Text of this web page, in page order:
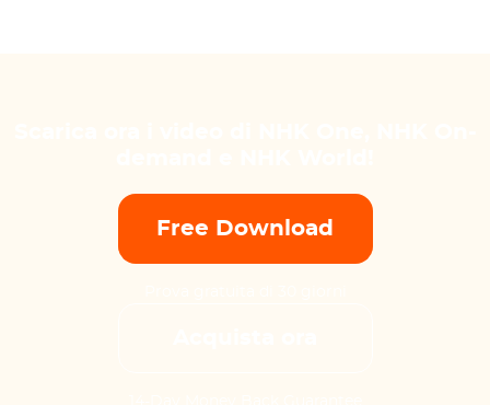
Free Download